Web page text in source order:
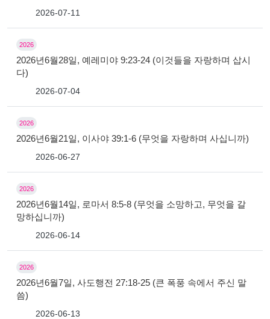
2026-07-11
2026
2026년6월28일, 예레미야 9:23-24 (이것들을 자랑하며 삽시
다)
2026-07-04
2026
2026년6월21일, 이사야 39:1-6 (무엇을 자랑하며 사십니까)
2026-06-27
2026
2026년6월14일, 로마서 8:5-8 (무엇을 소망하고, 무엇을 갈
망하십니까)
2026-06-14
2026
2026년6월7일, 사도행전 27:18-25 (큰 폭풍 속에서 주신 말
씀)
2026-06-13